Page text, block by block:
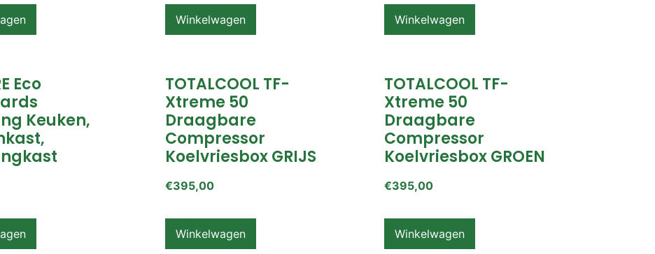
Winkelwagen Winkelwagen
Eco
Keuken,
TOTALCOOL TF-
Xtreme 50
Draagbare
Compressor
Koelvriesbox GRIJS
€395,00
Winkelwagen
TOTALCOOL TF-
Xtreme 50
Draagbare
Compressor
Koelvriesbox GROEN
€395,00
Winkelwagen